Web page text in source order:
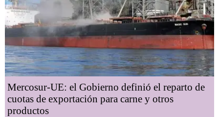
Mercosur-UE: el Gobierno definió el reparto de
cuotas de exportación para carne y otros
productos